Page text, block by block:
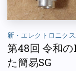
新・エレクトロニク
第48回 令和の
た簡易SG